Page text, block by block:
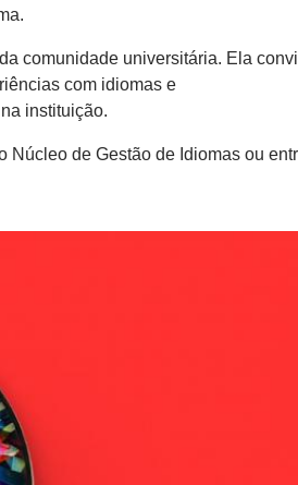
comunidade universitária. Ela
com idiomas e
instituição.
Núcleo de Gestão de Idiomas ou